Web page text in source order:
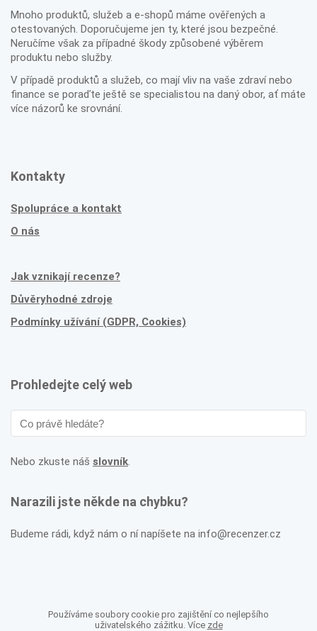
Mnoho produktů, služeb a e-shopů máme ověřených a
otestovaných. Doporučujeme jen ty, které jsou bezpečné.
Neručíme však za případné škody způsobené výběrem
produktu nebo služby.
V případě produktů a služeb, co mají vliv na vaše zdraví nebo
finance se poraďte ještě se specialistou na daný obor, ať máte
více názorů ke srovnání.
Kontakty
Spolupráce a kontakt
O nás
Jak vznikají recenze?
Důvěryhodné zdroje
Podmínky užívání (GDPR, Cookies)
Prohledejte celý web
Nebo zkuste náš slovník.
Narazili jste někde na chybku?
Budeme rádi, když nám o ní napíšete na info@recenzer.cz
Používáme soubory cookie pro zajištění co nejlepšího
uživatelského zážitku. Více zde